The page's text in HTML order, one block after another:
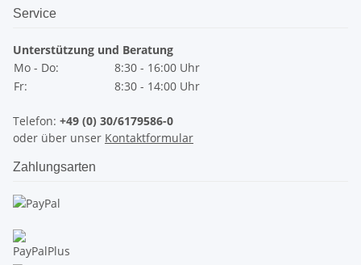
Service
Unterstützung und Beratung
Mo - Do:
8:30 - 16:00 Uhr
Fr:
8:30 - 14:00 Uhr
Telefon: +49 (0) 30/6179586-0
oder über unser Kontaktformular
Zahlungsarten